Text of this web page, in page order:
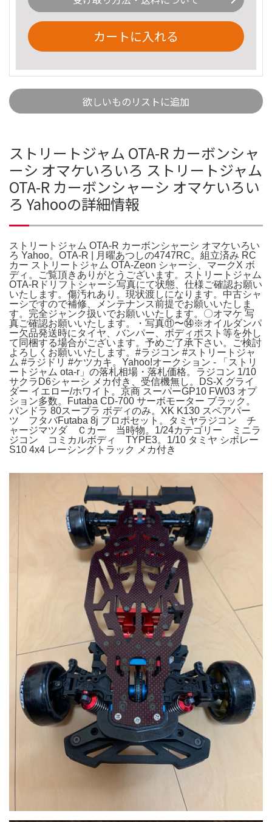
カートに入れる
欲しいものリストに追加
ストリートジャム OTA-R カーボンシャ
ーシ オマケいろいろ ストリートジャム
OTA-R カーボンシャーシ オマケいろい
ろ Yahooの詳細情報
ストリートジャム OTA-R カーボンシャーシ オマケいろい
ろ Yahoo。OTA-R | 月曜あつしの4747RC。組立済み RC
カー ストリートジャム OTA-Zeon シャーシ、マークX ボ
ディ。ご覧頂きありがとうございます。ストリートジャム
OTA-Rドリフトシャーシ写真にて状態、仕様ご確認お願い
いたします。傷汚れあり。現状渡しになります。中古シャ
ーシですので補修、メンテナンス前提でお願いいたしま
す。完全ジャンク扱いでお願いいたします。〇オマケ 写
真ご確認お願いいたします。・写真⑪〜⑭※オイルダンパ
ー欠品発送時にタイヤ、バンパー、ボディポスト等を外し
て同梱する場合がございます。予めご了承下さい。ご検討
よろしくお願いいたします。#ラジコン #ストリートジャ
ム #ラジドリ #ケツカキ。Yahoo!オークション - 「ストリ
ートジャム ota-r」の落札相場・落札価格。ラジコン 1/10
サクラD6シャーシ メカ付き、受信機無し。DS-X グライ
ダー イエロー/ホワイト。京商 スーパーGP10 FW03 オプ
ション多数。Futaba CD-700 サーボモーター ブラック。
パンドラ 80スープラ ボディのみ。XK K130 スペアパー
ツ フタバFutaba 8j プロポセット。タミヤラジコン チ
ャージマツダ Ｃカー 当時物。1/24カテゴリー ミニラ
ジコン コミカルボディ TYPE3。1/10 タミヤ シボレー
S10 4x4 レーシングトラック メカ付き